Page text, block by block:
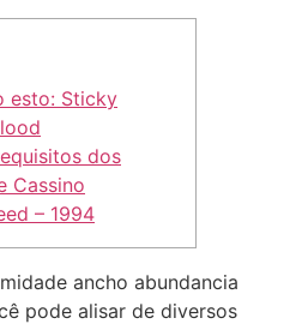
esto: Sticky
dos
Cassino
– 1994
ancho abundancia
pode alisar de diversos